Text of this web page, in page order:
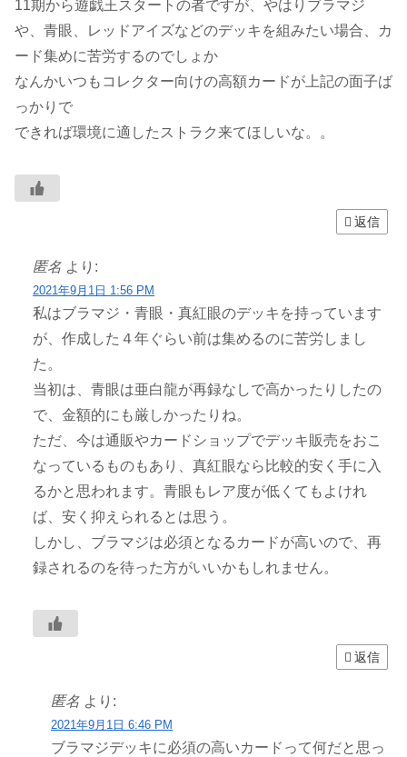
11期から遊戯王スタートの者ですが、やはりブラマジ
や、青眼、レッドアイズなどのデッキを組みたい場合、カ
ード集めに苦労するのでしょか
なんかいつもコレクター向けの高額カードが上記の面子ば
っかりで
できれば環境に適したストラク来てほしいな。。
返信
匿名 より:
2021年9月1日 1:56 PM
私はブラマジ・青眼・真紅眼のデッキを持っています
が、作成した４年ぐらい前は集めるのに苦労しまし
た。
当初は、青眼は亜白龍が再録なしで高かったりしたの
で、金額的にも厳しかったりね。
ただ、今は通販やカードショップでデッキ販売をおこ
なっているものもあり、真紅眼なら比較的安く手に入
るかと思われます。青眼もレア度が低くてもよけれ
ば、安く抑えられるとは思う。
しかし、ブラマジは必須となるカードが高いので、再
録されるのを待った方がいいかもしれません。
返信
匿名 より:
2021年9月1日 6:46 PM
ブラマジデッキに必須の高いカードって何だと思っ